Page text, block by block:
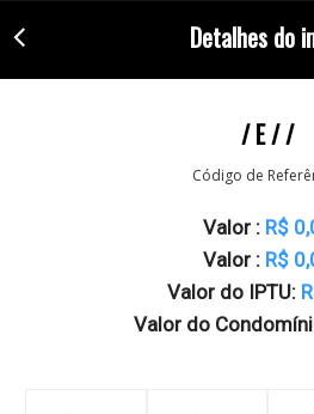
Detalhes do
/ E / /
Código de
Valor : R$
Valor : R$
Valor do IPTU:
Valor do